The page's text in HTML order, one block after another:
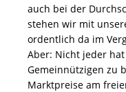
auch bei der
stehen wir mit
ordentlich da im
Aber: Nicht jeder
Gemeinnützigen zu
Marktpreise am